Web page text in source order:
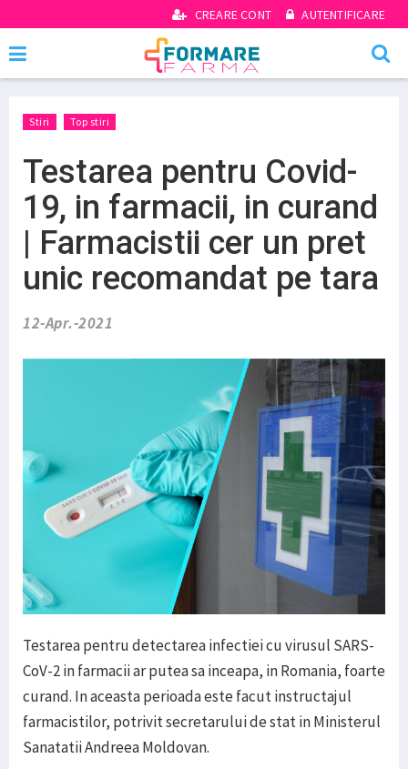
CREARE CONT AUTENTIFICARE
Stiri Top stiri
Testarea pentru Covid-
19, in farmacii, in curand
| Farmacistii cer un pret
unic recomandat pe tara
12-Apr.-2021
Testarea pentru detectarea infectiei cu virusul SARS-
CoV-2 in farmacii ar putea sa inceapa, in Romania, foarte
curand. In aceasta perioada este facut instructajul
farmacistilor, potrivit secretarului de stat in Ministerul
Sanatatii Andreea Moldovan.